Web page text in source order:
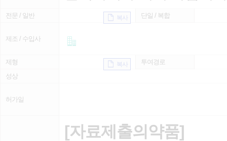
전문 / 일반 복사 단일 / 복합
제조 / 수입사
제형 복사
투여경로
성상
허가일
[자료제출의약품]